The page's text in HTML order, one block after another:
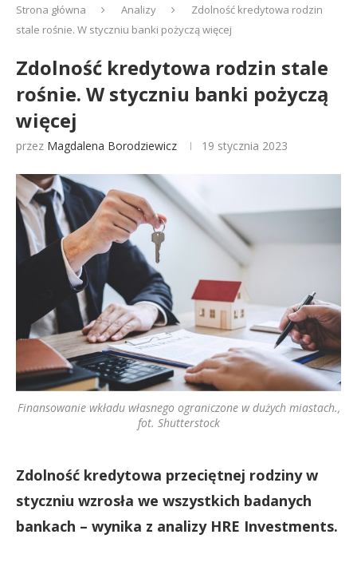
Strona główna Analizy
Zdolność kredytowa rodzin
stale rośnie. W styczniu banki pożyczą więcej
Zdolność kredytowa rodzin stale
rośnie. W styczniu banki pożyczą
więcej
przez Magdalena Borodziewicz 19 stycznia 2023
Finansowanie wkładu własnego ograniczone w dużych miastach.,
fot. Shutterstock
Zdolność kredytowa przeciętnej rodziny w
styczniu wzrosła we wszystkich badanych
bankach – wynika z analizy HRE Investments.